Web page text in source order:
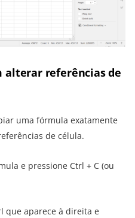
alterar referências de
uma fórmula exatamente
de célula.
e pressione Ctrl + C (ou
que aparece à direita e